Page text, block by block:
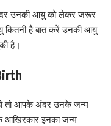
उनकी आयु को लेकर जरूर
कितनी है बात करें उनकी आयु
है।
हो तो आपके अंदर उनके जन्म
आखिरकार इनका जन्म